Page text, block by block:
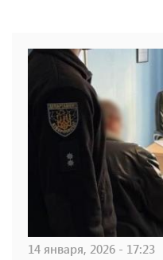
14 января, 2026 - 17:23